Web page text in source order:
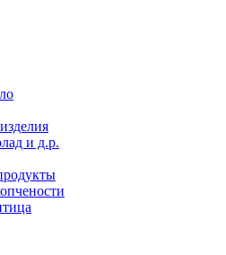
и д.р.